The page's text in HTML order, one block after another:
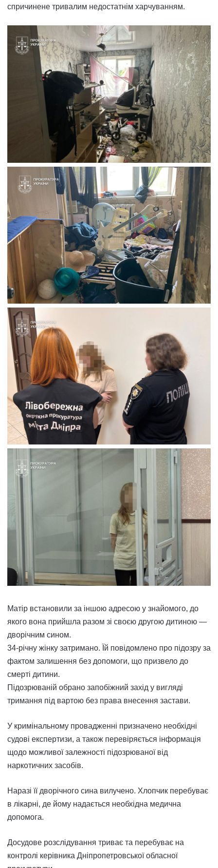
спричинене тривалим недостатнім харчуванням.
Матір встановили за іншою адресою у знайомого, до
якого вона прийшла разом зі своєю другою дитиною —
дворічним сином.
34-річну жінку затримано. Їй повідомлено про підозру за
фактом залишення без допомоги, що призвело до
смерті дитини.
Підозрюваній обрано запобіжний захід у вигляді
тримання під вартою без права внесення застави.
У кримінальному провадженні призначено необхідні
судові експертизи, а також перевіряється інформація
щодо можливої залежності підозрюваної від
наркотичних засобів.
Наразі її дворічного сина вилучено. Хлопчик перебуває
в лікарні, де йому надається необхідна медична
допомога.
Досудове розслідування триває та перебуває на
контролі керівника Дніпропетровської обласної